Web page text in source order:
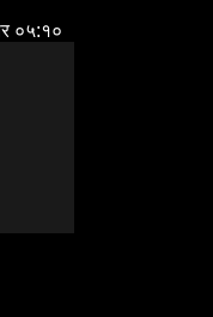
०५:१०